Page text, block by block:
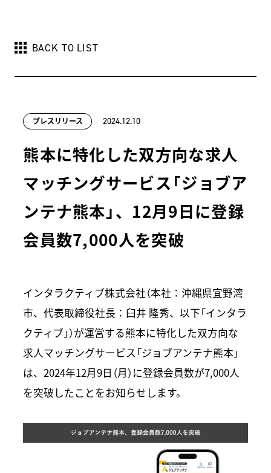
BACK TO LIST
プレスリリース 2024.12.10
熊本に特化した双方向な求人
マッチングサービス「ジョブア
ンテナ熊本」、12月9日に登録
会員数7,000人を突破
インタラクティブ株式会社（本社：沖縄県宜野湾
市、代表取締役社長：臼井 隆秀、以下「インタラ
クティブ」）が運営する熊本に特化した双方向な
求人マッチングサービス「ジョブアンテナ熊本」
は、2024年12月9日（月）に登録会員数が7,000人
を突破したことをお知らせします。